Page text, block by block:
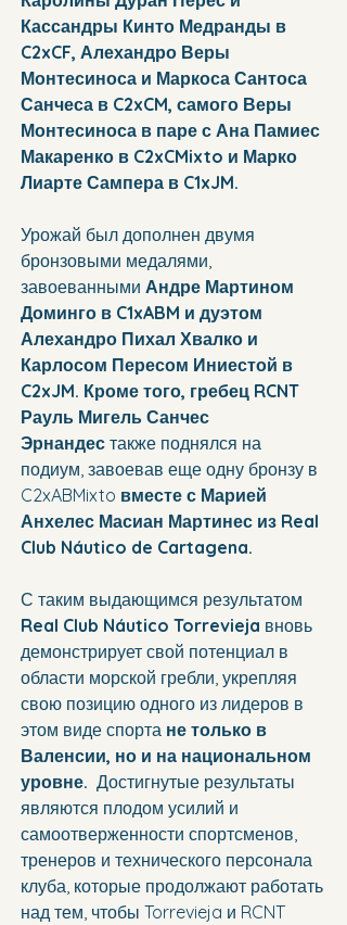
Кассандры Кинто Медранды в
C2xCF, Алехандро Веры
Монтесиноса и Маркоса Сантоса
Санчеса в C2xCM, самого Веры
Монтесиноса в паре с Ана Памиес
Макаренко в C2xCMixto и Марко
Лиарте Сампера в C1xJM.
Урожай был дополнен двумя
бронзовыми медалями,
завоеванными Андре Мартином
Доминго в C1xABM и дуэтом
Алехандро Пихал Хвалко и
Карлосом Пересом Иниестой в
C2xJM. Кроме того, гребец RCNT
Рауль Мигель Санчес
Эрнандес также поднялся на
подиум, завоевав еще одну бронзу в
C2xABMixto вместе с Марией
Анхелес Масиан Мартинес из Real
Club Náutico de Cartagena.
С таким выдающимся результатом
Real Club Náutico Torrevieja вновь
демонстрирует свой потенциал в
области морской гребли, укрепляя
свою позицию одного из лидеров в
этом виде спорта не только в
Валенсии, но и на национальном
уровне. Достигнутые результаты
являются плодом усилий и
самоотверженности спортсменов,
тренеров и технического персонала
клуба, которые продолжают работать
над тем, чтобы Torrevieja и RCNT